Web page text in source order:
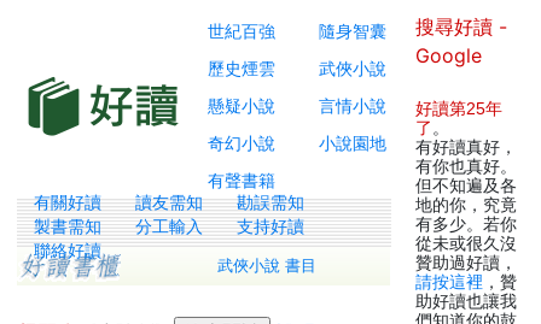
世紀百強
隨身智囊
歷史煙雲
武俠小說
懸疑小說
言情小說
奇幻小說
小說園地
有聲書籍
有關好讀 讀友需知
勘誤需知
製書需知
分工輸入
支持好讀
聯絡好讀
武俠小說 書目
搜尋好讀 -
Google
好讀第25年
了 。
有好讀真好，
有你也真好。
但不知遍及各
地的你，究竟
有多少。若你
從未或很久沒
贊助過好讀，
請按這裡 ，贊
助好讀也讓我